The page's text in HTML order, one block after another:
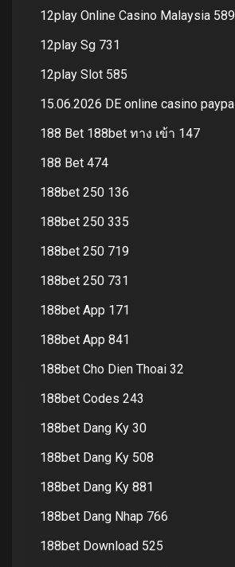
12play Online Casino Malaysia 589
12play Sg 731
12play Slot 585
15.06.2026 DE online casino paypal
188 Bet 188bet ทาง เข้า 147
188 Bet 474
188bet 250 136
188bet 250 335
188bet 250 719
188bet 250 731
188bet App 171
188bet App 841
188bet Cho Dien Thoai 32
188bet Codes 243
188bet Dang Ky 30
188bet Dang Ky 508
188bet Dang Ky 881
188bet Dang Nhap 766
188bet Download 525